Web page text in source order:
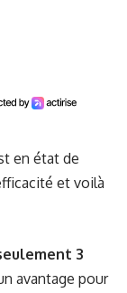
en état de
et voilà
3
avantage pour